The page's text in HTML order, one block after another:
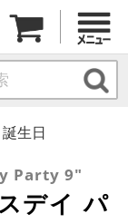
誕生日
Party 9"
デイ パ